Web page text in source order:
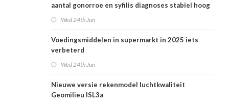
aantal gonorroe en syfilis diagnoses stabiel hoog
Wed 24th Jun
Voedingsmiddelen in supermarkt in 2025 iets
verbeterd
Wed 24th Jun
Nieuwe versie rekenmodel luchtkwaliteit
Geomilieu ISL3a